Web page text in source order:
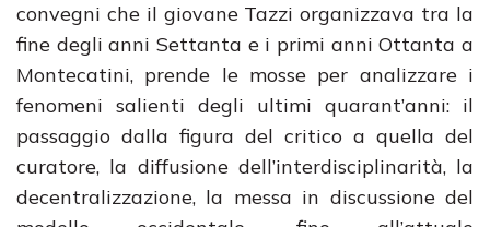
convegni che il giovane Tazzi organizzava tra la
fine degli anni Settanta e i primi anni Ottanta a
Montecatini, prende le mosse per analizzare i
fenomeni salienti degli ultimi quarant’anni: il
passaggio dalla figura del critico a quella del
curatore, la diffusione dell’interdisciplinarità, la
decentralizzazione, la messa in discussione del